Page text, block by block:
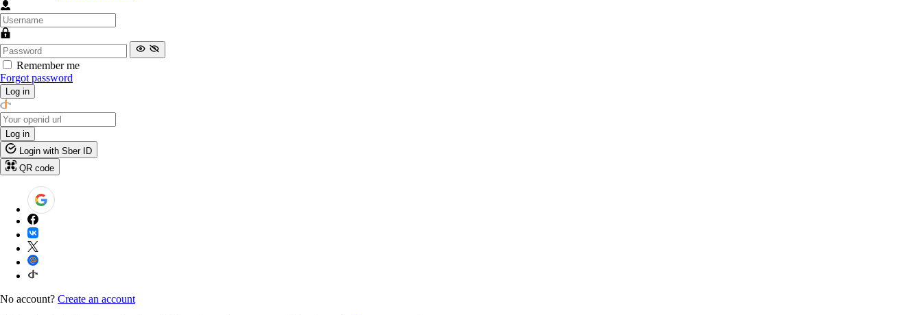
Remember me
Forgot password
Log in
Log in
Login with Sber ID
QR code
No account? Create an account